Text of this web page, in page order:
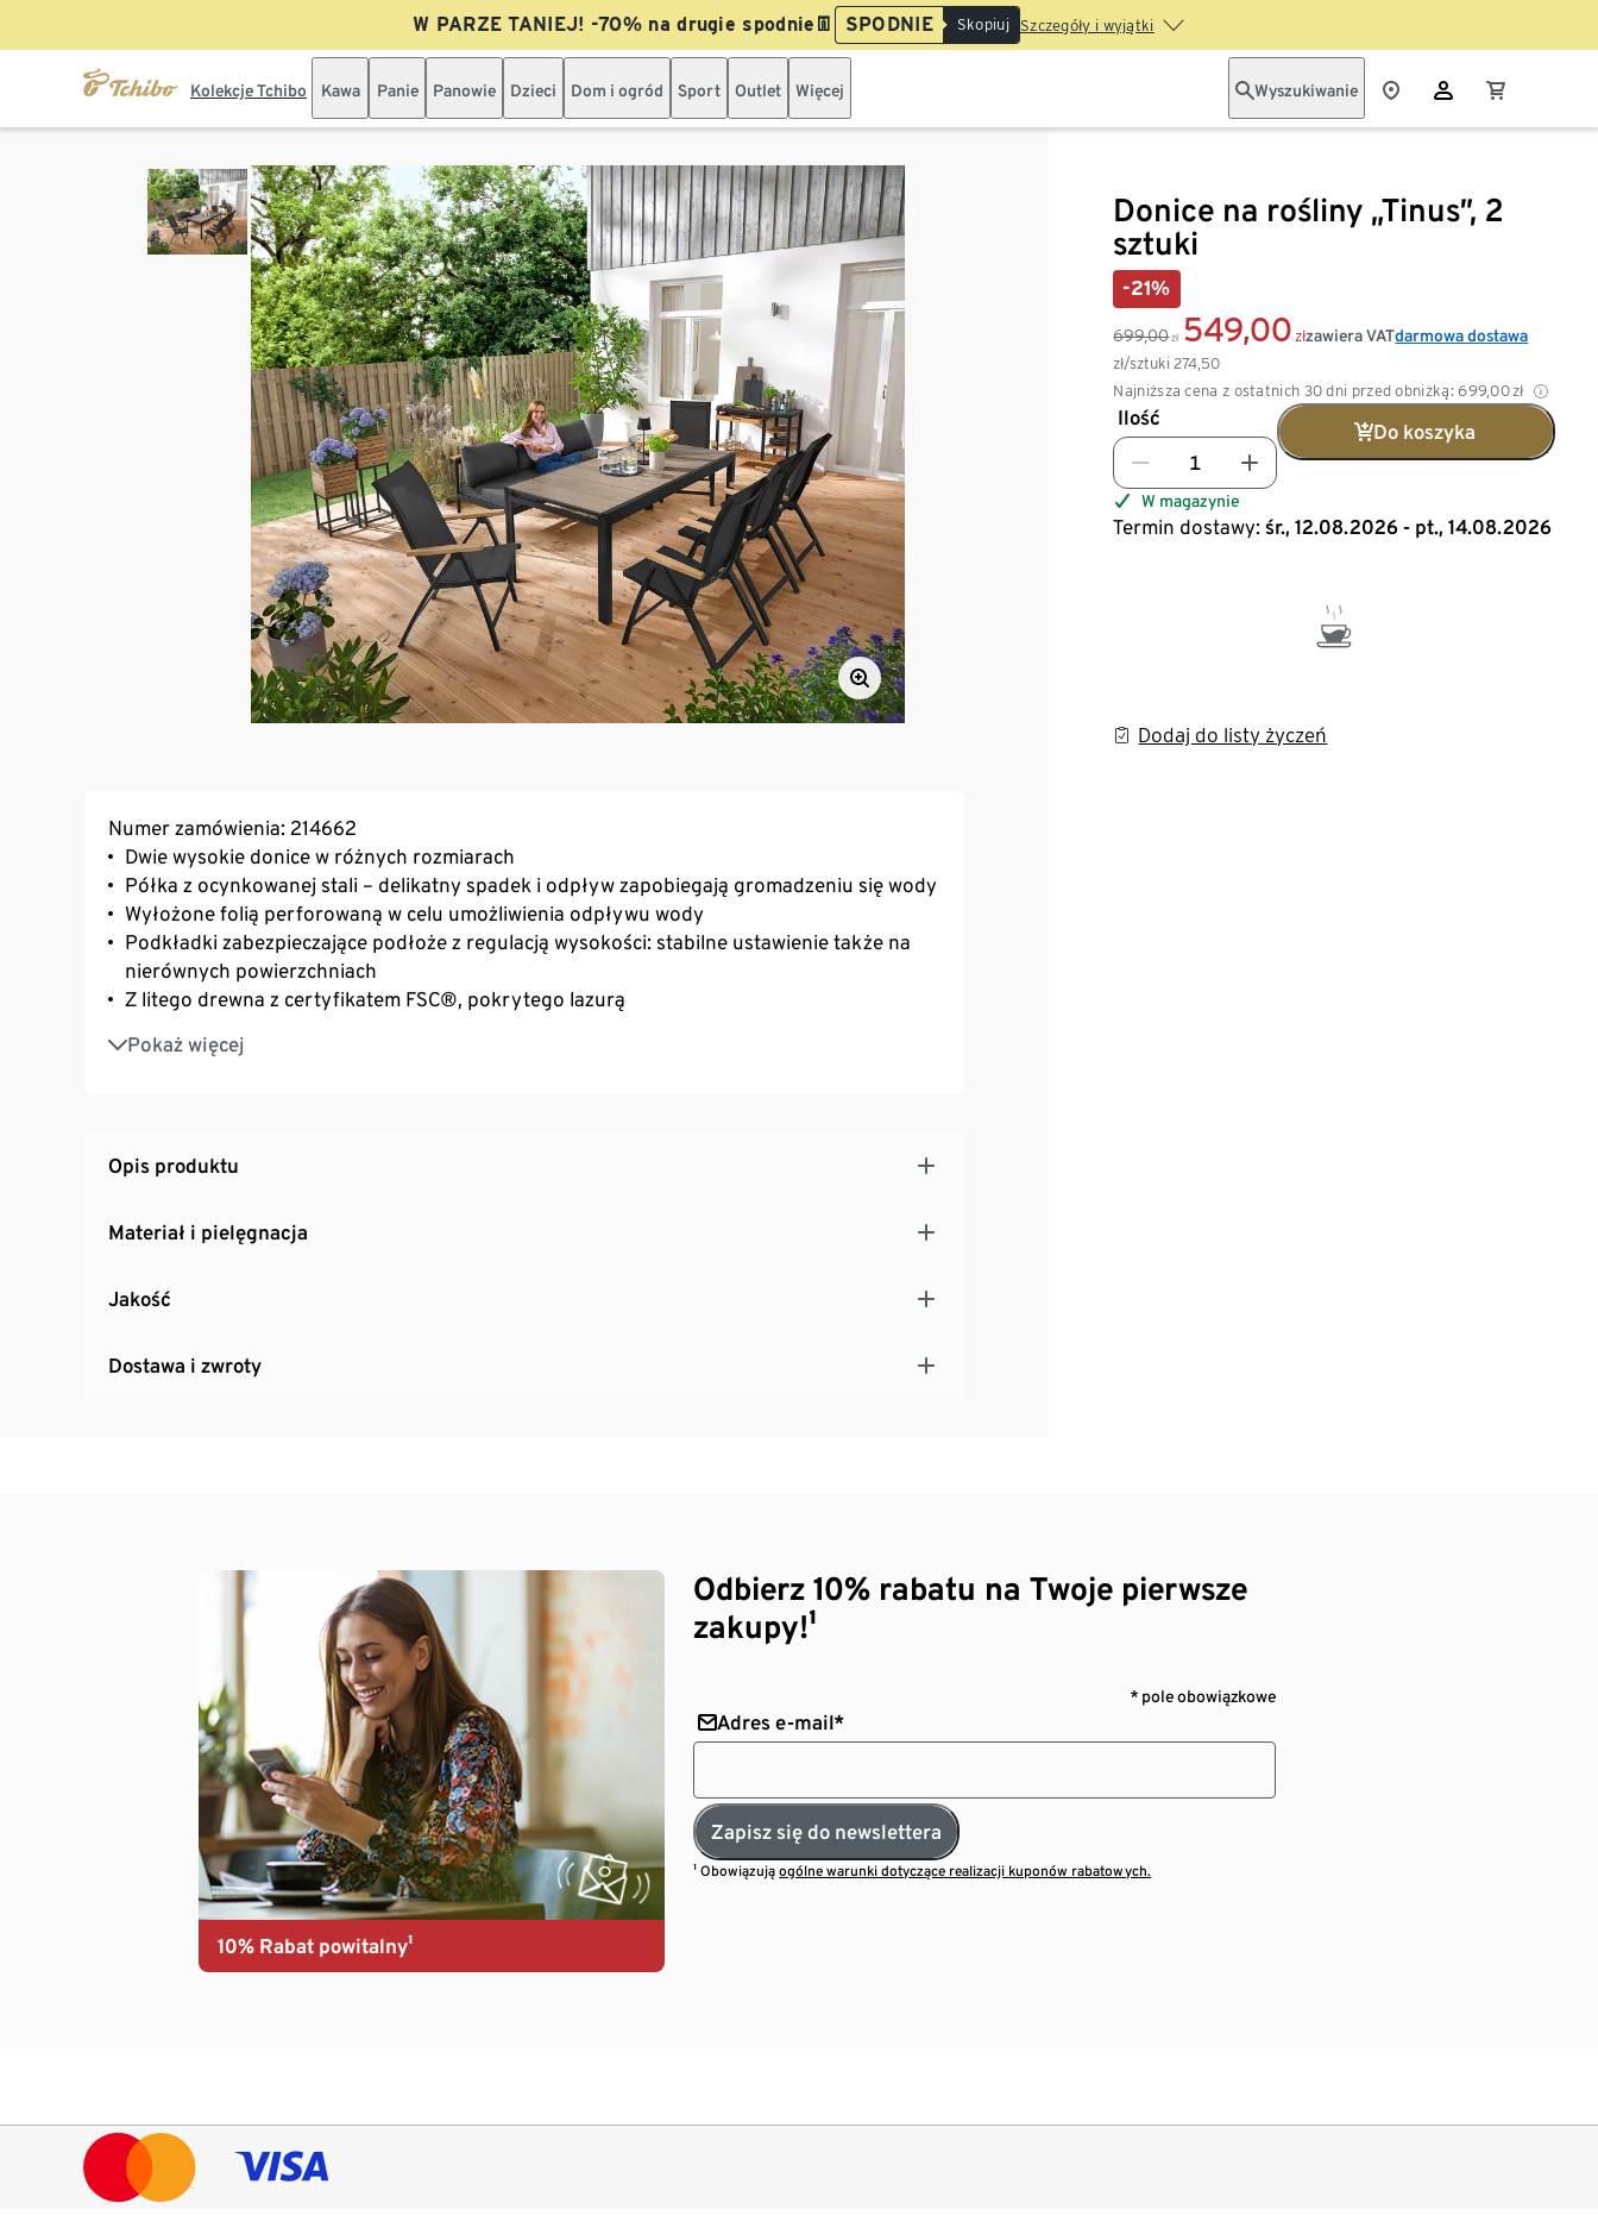
W PARZE TANIEJ! -70% na drugie spodnie👖 SPODNIE Skopiuj Szczegóły i wyjątki
Kolekcje Tchibo Kawa Panie Panowie Dzieci Dom i ogród Sport Outlet Więcej Wyszukiwanie
Donice na rośliny „Tinus”, 2
sztuki
-21%
699,00 zł 549,00 zł
zł/sztuki274,50
Najniższa cena z ostatnich 30 dni przed obniżką: 699,00zł
zawiera VATdarmowa dostawa
Ilość
Do koszyka
W magazynie
Termin dostawy: śr., 12.08.2026 - pt., 14.08.2026
Dodaj do listy życzeń
Numer zamówienia: 214662
Dwie wysokie donice w różnych rozmiarach
Półka z ocynkowanej stali – delikatny spadek i odpływ zapobiegają gromadzeniu się wody
Wyłożone folią perforowaną w celu umożliwienia odpływu wody
Podkładki zabezpieczające podłoże z regulacją wysokości: stabilne ustawienie także na
nierównych powierzchniach
Z litego drewna z certyfikatem FSC®, pokrytego lazurą
Pokaż więcej
Odporne na promieniowanie UV i czynniki atmosferyczne
Element naszej kolekcji mebli „Elin”
Opis produktu
Materiał i pielęgnacja
Jakość
Dostawa i zwroty
10% Rabat powitalny¹
Odbierz 10% rabatu na Twoje pierwsze
zakupy!¹
* pole obowiązkowe
Adres e-mail*
Zapisz się do newslettera
¹ Obowiązująogólne warunki dotyczące realizacji kuponów rabatowych.